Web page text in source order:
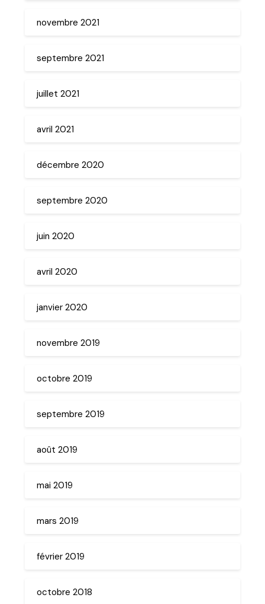
novembre 2021
septembre 2021
juillet 2021
avril 2021
décembre 2020
septembre 2020
juin 2020
avril 2020
janvier 2020
novembre 2019
octobre 2019
septembre 2019
août 2019
mai 2019
mars 2019
février 2019
octobre 2018